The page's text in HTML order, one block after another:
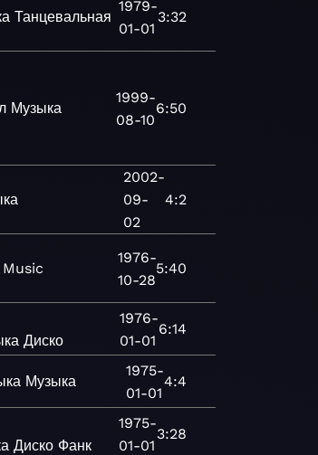
Танцевальная
1979-
01-01
3:32
Музыка
1999-
08-10
6:50
2002-
09-
02
4:2
Music
1976-
10-28
5:40
Диско
1976-
01-01
6:14
Музыка
1975-
01-01
4:4
Диско Фанк
1975-
01-01
3:28